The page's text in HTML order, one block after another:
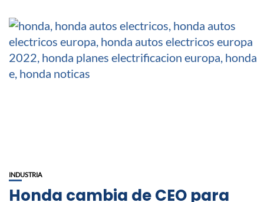
INDUSTRIA
Honda cambia de CEO para